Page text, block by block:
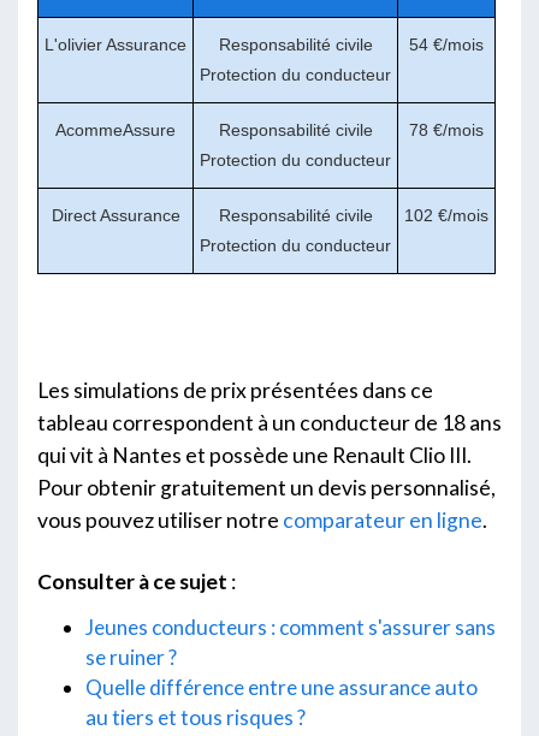
L'olivier Assurance
Responsabilité civile
Protection du conducteur
54 €/mois
AcommeAssure
Responsabilité civile
Protection du conducteur
78 €/mois
Direct Assurance
Responsabilité civile
Protection du conducteur
102 €/mois
Les simulations de prix présentées dans ce
tableau correspondent à un conducteur de 18 ans
qui vit à Nantes et possède une Renault Clio III.
Pour obtenir gratuitement un devis personnalisé,
vous pouvez utiliser notre comparateur en ligne.
Consulter à ce sujet :
Jeunes conducteurs : comment s'assurer sans
se ruiner ?
Quelle différence entre une assurance auto
au tiers et tous risques ?